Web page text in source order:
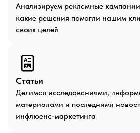
Анализируем рекламные
какие решения помогли нашим
своих целей
Статьи
Делимся исследованиями,
материалами и последними
инфлюенс-маркетинга